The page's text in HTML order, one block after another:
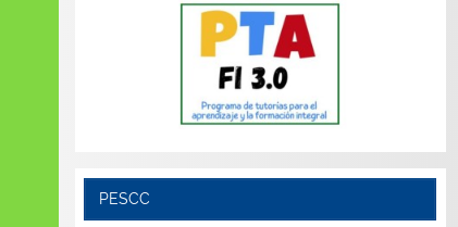
PESCC